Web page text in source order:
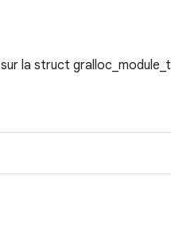
la struct gralloc_module_t